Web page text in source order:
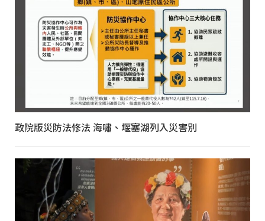
政院版災防法修法 海嘯、堰塞湖列入災害別